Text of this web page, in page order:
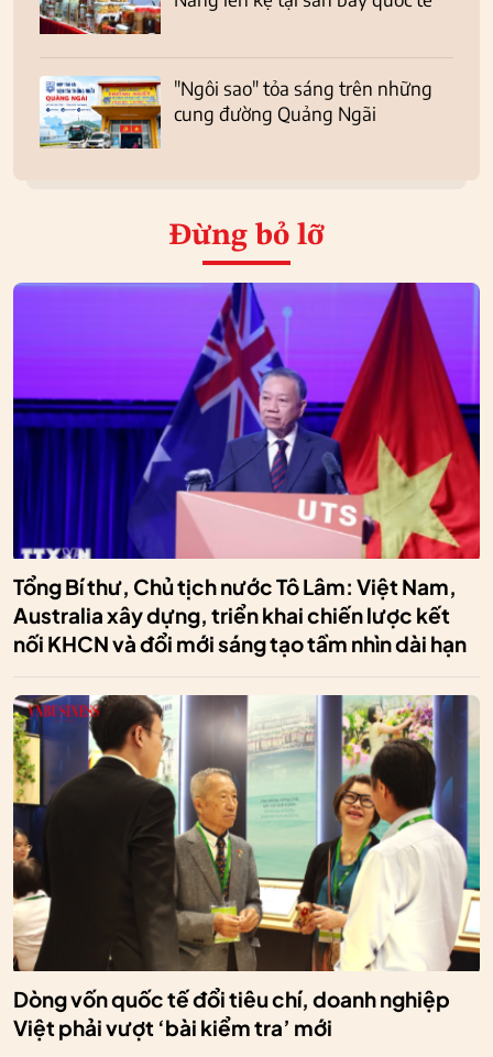
"Ngôi sao" tỏa sáng trên những
cung đường Quảng Ngãi
Đừng bỏ lỡ
Tổng Bí thư, Chủ tịch nước Tô Lâm: Việt Nam,
Australia xây dựng, triển khai chiến lược kết
nối KHCN và đổi mới sáng tạo tầm nhìn dài hạn
Dòng vốn quốc tế đổi tiêu chí, doanh nghiệp
Việt phải vượt ‘bài kiểm tra’ mới